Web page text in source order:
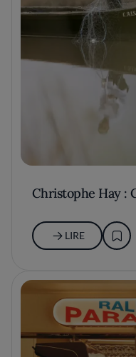
Christophe Hay :
LIRE